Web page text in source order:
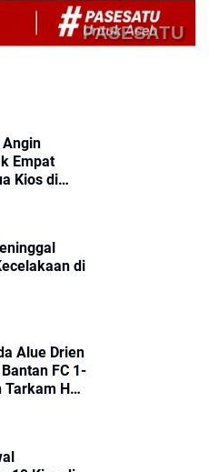
PASESATU
Angin
Empat
Kios di
di
Alue Drien
FC 1-
HUT